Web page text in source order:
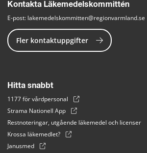
Kontakta Läkemedelskommittén
E-post: lakemedelskommitten@regionvarmland.se
Fler kontaktuppgifter
Hitta snabbt
1177 för vårdpersonal
Strama Nationell App
Restnoteringar, utgående läkemedel och licenser
Krossa läkemedlet?
Janusmed